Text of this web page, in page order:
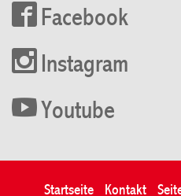
Facebook
Instagram
Youtube
Startseite Kontakt